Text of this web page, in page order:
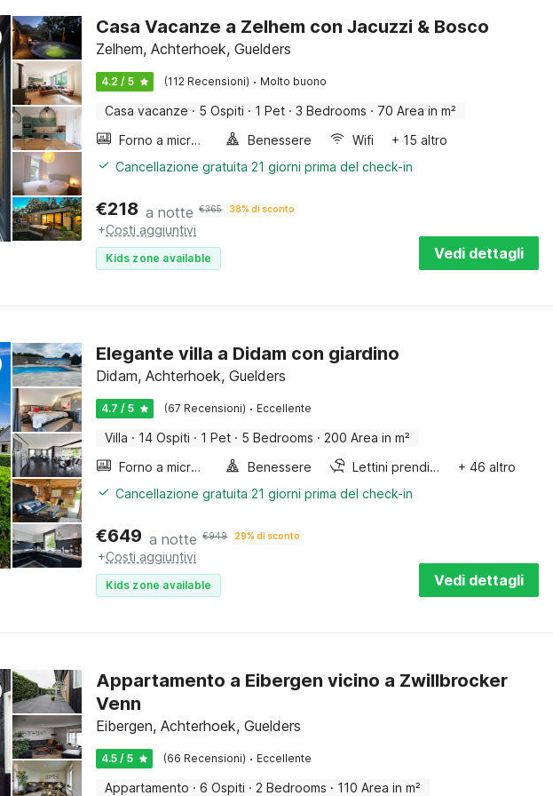
Casa Vacanze a Zelhem con Jacuzzi & Bosco
Zelhem, Achterhoek, Guelders
4.2 / 5 (112 Recensioni) · Molto buono
Casa vacanze · 5 Ospiti · 1 Pet · 3 Bedrooms · 70 Area in m²
Forno a microonde combinato
Benessere Wifi
+ 15 altro
Cancellazione gratuita 21 giorni prima del check-in
€218 a notte €365 38% di sconto
+Costi aggiuntivi
Kids zone available Vedi dettagli
Elegante villa a Didam con giardino
Didam, Achterhoek, Guelders
4.7 / 5 (67 Recensioni) · Eccellente
Villa · 14 Ospiti · 1 Pet · 5 Bedrooms · 200 Area in m²
Forno a microonde combinato
Benessere Lettini prendisole
+ 46 altro
Cancellazione gratuita 21 giorni prima del check-in
€649 a notte €949 29% di sconto
+Costi aggiuntivi
Kids zone available Vedi dettagli
Appartamento a Eibergen vicino a Zwillbrocker
Venn
Eibergen, Achterhoek, Guelders
4.5 / 5 (66 Recensioni) · Eccellente
Appartamento · 6 Ospiti · 2 Bedrooms · 110 Area in m²